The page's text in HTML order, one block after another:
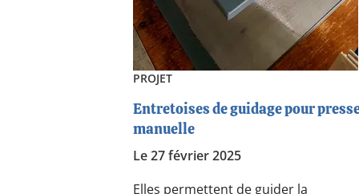
PROJET
Entretoises de guidage pour
manuelle
Le 27 février 2025
Elles permettent de guider la